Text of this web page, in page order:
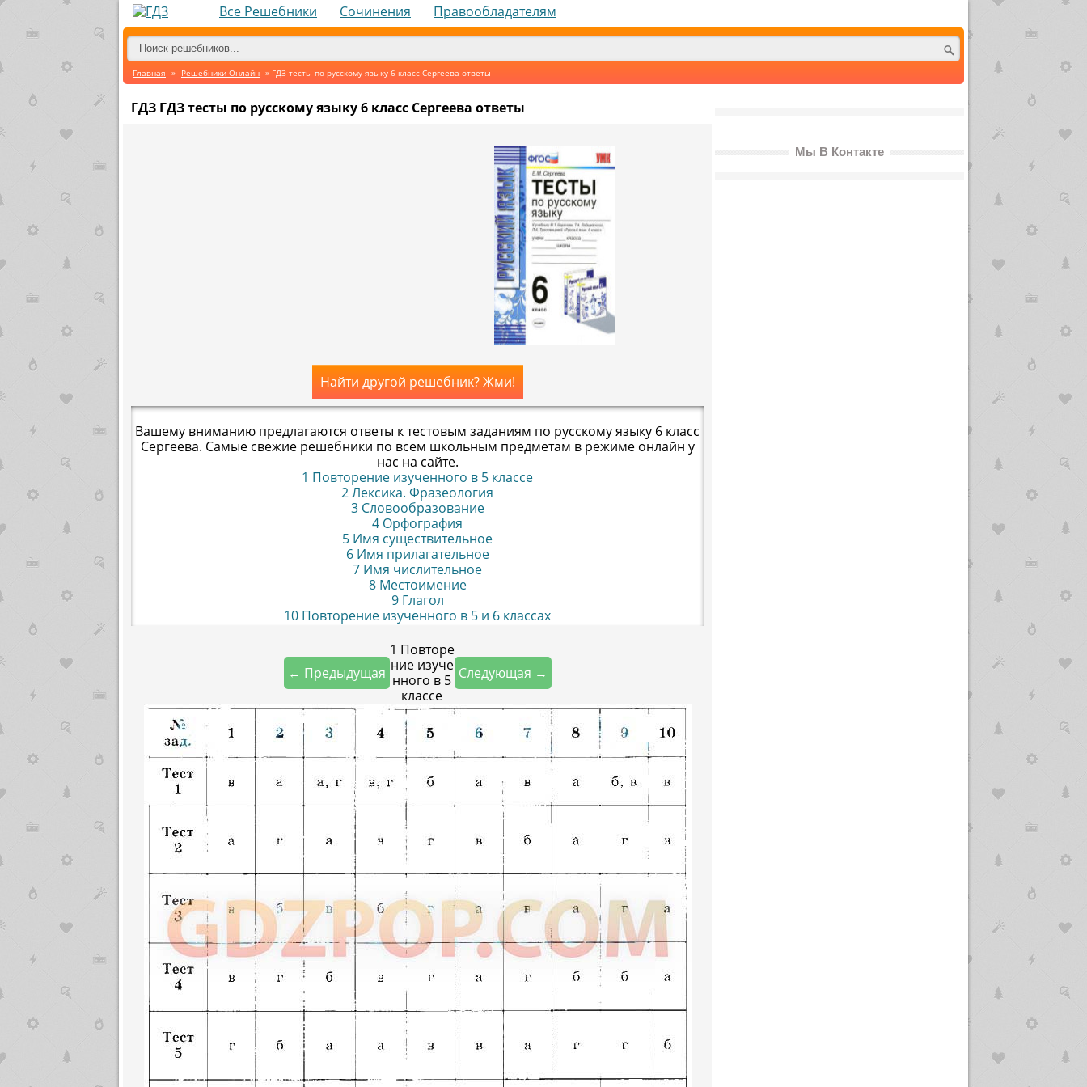
Все Решебники Сочинения Правообладателям
Главная » Решебники Онлайн » ГДЗ тесты по русскому языку 6 класс Сергеева ответы
ГДЗ ГДЗ тесты по русскому языку 6 класс Сергеева ответы
Найти другой решебник? Жми!
Вашему вниманию предлагаются ответы к тестовым заданиям по русскому языку 6 класс
Сергеева. Самые свежие решебники по всем школьным предметам в режиме онлайн у
нас на сайте.
1 Повторение изученного в 5 классе
2 Лексика. Фразеология
3 Словообразование
4 Орфография
5 Имя существительное
6 Имя прилагательное
7 Имя числительное
8 Местоимение
9 Глагол
10 Повторение изученного в 5 и 6 классах
← Предыдущая
1 Повторе
ние изуче
нного в 5
классе
Следующая →
Мы В Контакте